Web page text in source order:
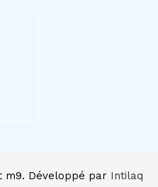
m9. Développé par Intilaq